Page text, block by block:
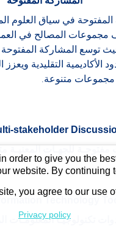
في سياق العلوم
المصالح في
توسع المشاركة المفتوحة
الأكاديمية التقليدية ويعزز
متنوعة.
stakeholder
للجهـات المعنيـة
Technology
أدوات تكنولوجيـا المعلومـات
order to give you the
website. By continuing
you agree to our use
Privacy policy